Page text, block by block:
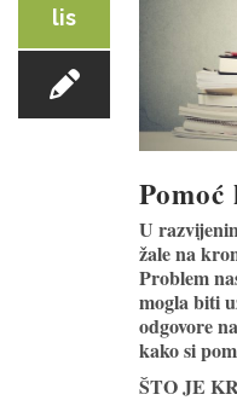
lis
U
žale na
Problem
mogla biti
odgovore
kako si
ŠTO JE